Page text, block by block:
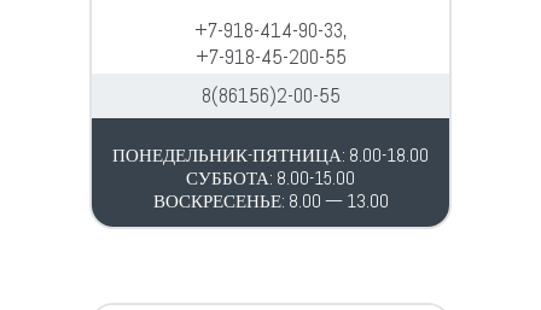
+7-918-414-90-33,
+7-918-45-200-55
8(86156)2-00-55
ПОНЕДЕЛЬНИК-ПЯТНИЦА: 8.00-18.00
СУББОТА: 8.00-15.00
ВОСКРЕСЕНЬЕ: 8.00 — 13.00